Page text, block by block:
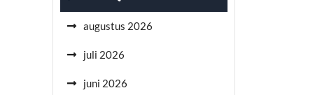
augustus 2026
juli 2026
juni 2026